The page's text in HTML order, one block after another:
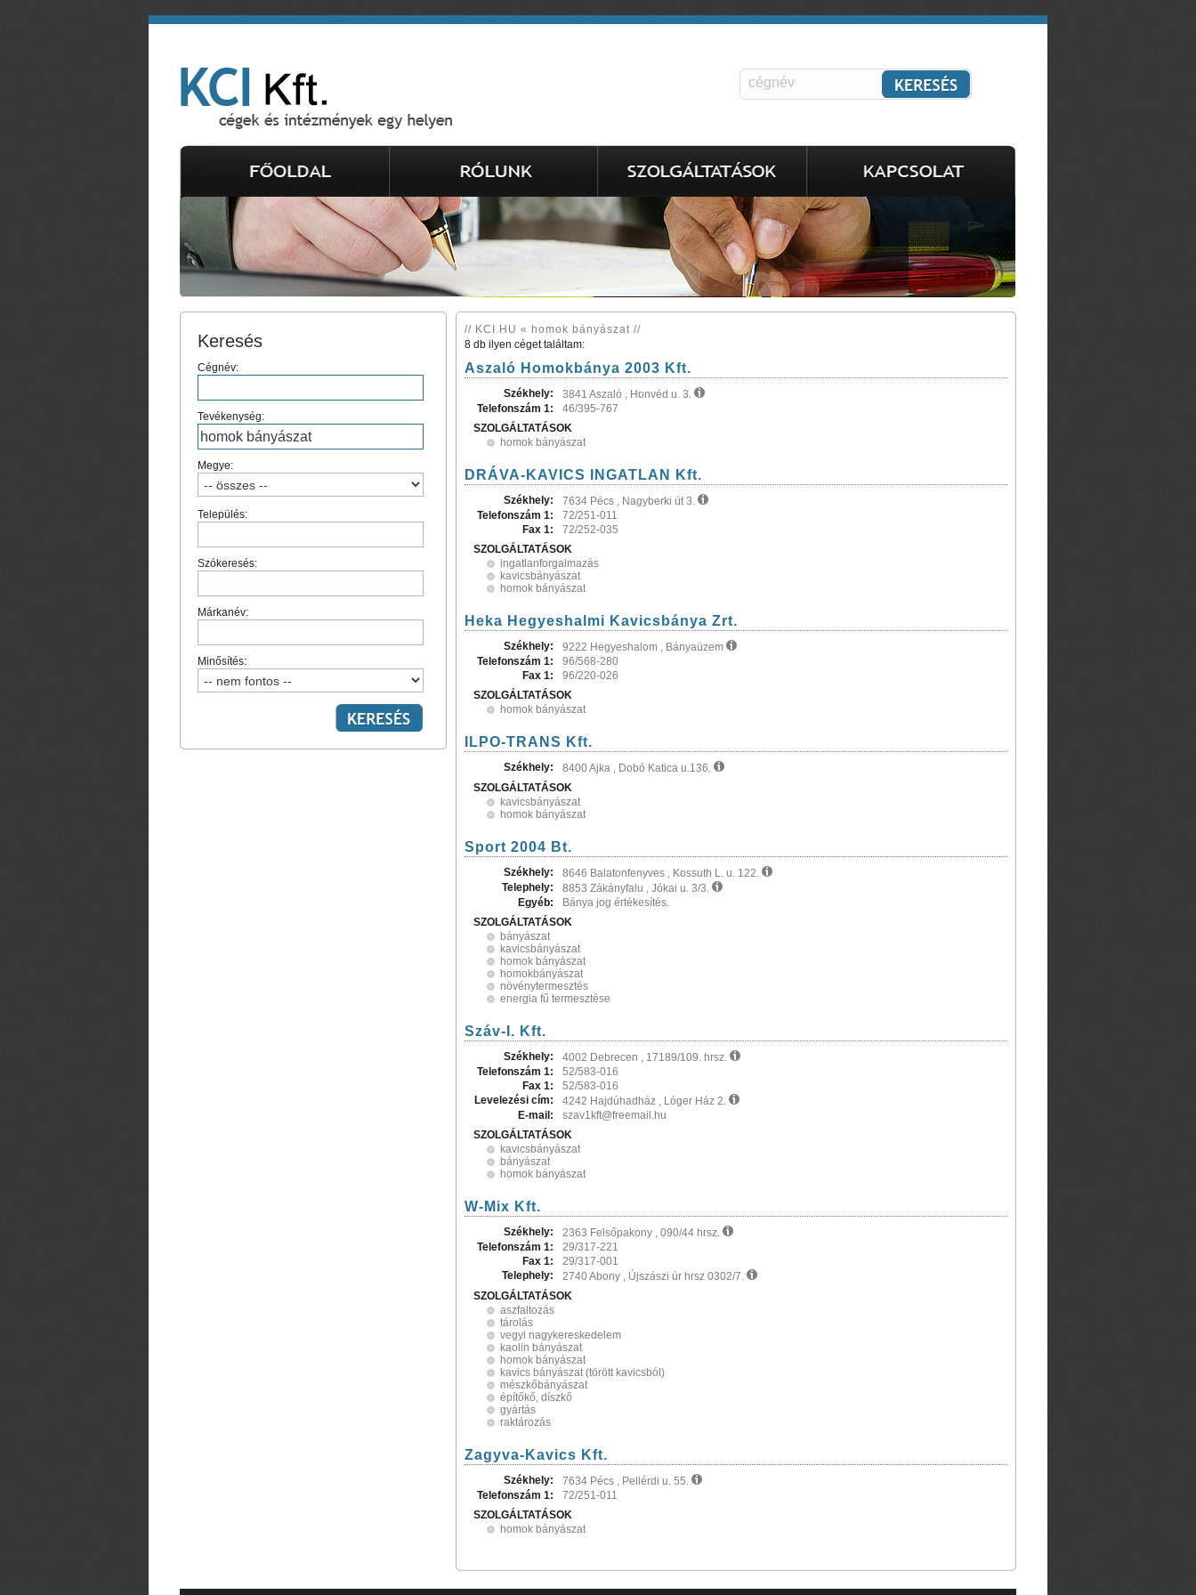
Keresés
Cégnév:
Tevékenység:
Megye:
Település:
Szókeresés:
Márkanév:
Minősítés:
// KCI.HU « homok bányászat //
8 db ilyen céget találtam:
Aszaló Homokbánya 2003 Kft.
Székhely:
3841 Aszaló , Honvéd u. 3.
Telefonszám 1:
46/395-767
SZOLGÁLTATÁSOK
homok bányászat
DRÁVA-KAVICS INGATLAN Kft.
Székhely:
7634 Pécs , Nagyberki út 3.
Telefonszám 1:
72/251-011
Fax 1:
72/252-035
SZOLGÁLTATÁSOK
ingatlanforgalmazás
kavicsbányászat
homok bányászat
Heka Hegyeshalmi Kavicsbánya Zrt.
Székhely:
9222 Hegyeshalom , Bányaüzem
Telefonszám 1:
96/568-280
Fax 1:
96/220-026
SZOLGÁLTATÁSOK
homok bányászat
ILPO-TRANS Kft.
Székhely:
8400 Ajka , Dobó Katica u.136.
SZOLGÁLTATÁSOK
kavicsbányászat
homok bányászat
Sport 2004 Bt.
Székhely:
8646 Balatonfenyves , Kossuth L. u. 122.
Telephely:
8853 Zákányfalu , Jókai u. 3/3.
Egyéb:
Bánya jog értékesítés.
SZOLGÁLTATÁSOK
bányászat
kavicsbányászat
homok bányászat
homokbányászat
növénytermesztés
energia fű termesztése
Száv-I. Kft.
Székhely:
4002 Debrecen , 17189/109. hrsz.
Telefonszám 1:
52/583-016
Fax 1:
52/583-016
Levelezési cím:
4242 Hajdúhadház , Lóger Ház 2.
E-mail:
szav1kft@freemail.hu
SZOLGÁLTATÁSOK
kavicsbányászat
bányászat
homok bányászat
W-Mix Kft.
Székhely:
2363 Felsőpakony , 090/44 hrsz.
Telefonszám 1:
29/317-221
Fax 1:
29/317-001
Telephely:
2740 Abony , Újszászi úr hrsz 0302/7.
SZOLGÁLTATÁSOK
aszfaltozás
tárolás
vegyi nagykereskedelem
kaolin bányászat
homok bányászat
kavics bányászat (törött kavicsból)
mészkőbányászat
építőkő, díszkő
gyártás
raktározás
Zagyva-Kavics Kft.
Székhely:
7634 Pécs , Pellérdi u. 55.
Telefonszám 1:
72/251-011
SZOLGÁLTATÁSOK
homok bányászat